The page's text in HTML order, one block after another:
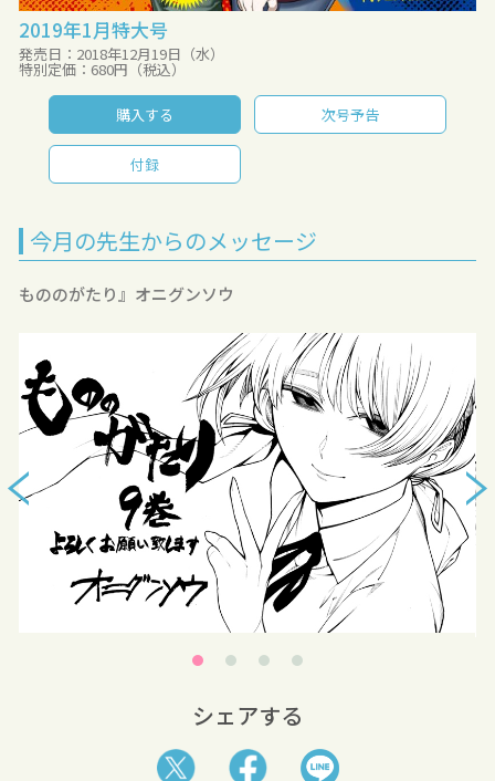
2019年1月特大号
発売日：2018年12月19日（水）
特別定価：680円（税込）
購入する 次号予告
付録
今月の先生からのメッセージ
もののがたり』オニグンソウ
シェアする